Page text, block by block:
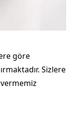
göre
Sizlere